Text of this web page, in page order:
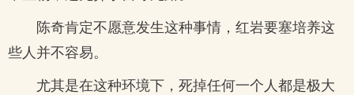
陈奇肯定不愿意发生这种事情，红岩要塞培养这
些人并不容易。
尤其是在这种环境下，死掉任何一个人都是极大